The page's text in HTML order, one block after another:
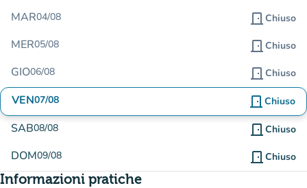
MAR04/08 door_front Chiuso
MER05/08 door_front Chiuso
GIO06/08 door_front Chiuso
VEN07/08 door_front Chiuso
SAB08/08 door_front Chiuso
DOM09/08 door_front Chiuso
Informazioni pratiche